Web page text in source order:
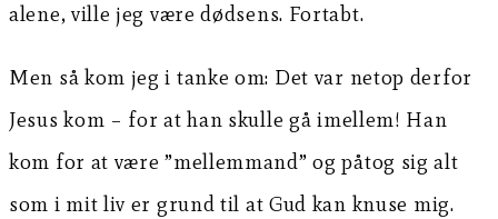
alene, ville jeg være dødsens. Fortabt.
Men så kom jeg i tanke om: Det var netop derfor
Jesus kom – for at han skulle gå imellem! Han
kom for at være ”mellemmand” og påtog sig alt
som i mit liv er grund til at Gud kan knuse mig.